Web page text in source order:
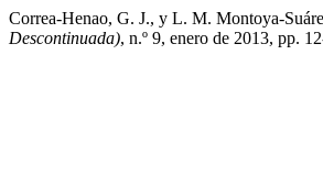
Correa-Henao, G. J., y L. M. Montoya-
Descontinuada), n.º 9, enero de 2013, pp.